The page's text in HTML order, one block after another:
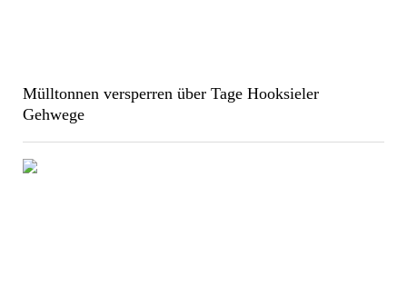
Mülltonnen versperren über Tage Hooksieler
Gehwege